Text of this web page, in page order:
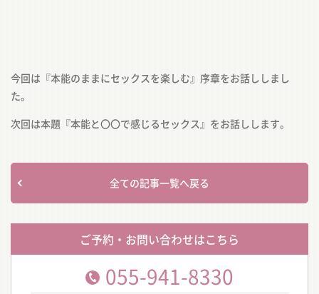
今回は『本能のままにセックスを楽しむ』序章をお話ししまし
た。
次回は本題『本能と〇〇で感じるセックス』をお話しします。
全ての記事一覧へ戻る
ご予約・お問い合わせはこちら
055-941-8330